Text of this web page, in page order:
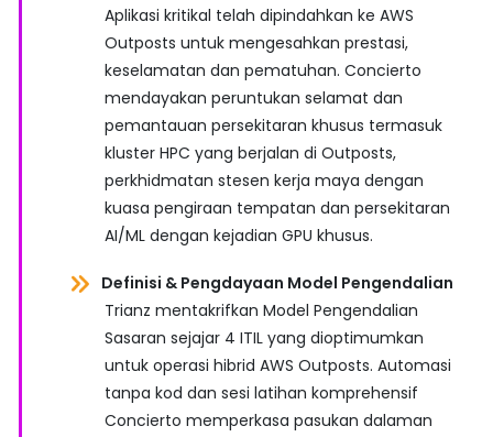
Aplikasi kritikal telah dipindahkan ke AWS
Outposts untuk mengesahkan prestasi,
keselamatan dan pematuhan. Concierto
mendayakan peruntukan selamat dan
pemantauan persekitaran khusus termasuk
kluster HPC yang berjalan di Outposts,
perkhidmatan stesen kerja maya dengan
kuasa pengiraan tempatan dan persekitaran
AI/ML dengan kejadian GPU khusus.
Definisi & Pengdayaan Model Pengendalian
Trianz mentakrifkan Model Pengendalian
Sasaran sejajar 4 ITIL yang dioptimumkan
untuk operasi hibrid AWS Outposts. Automasi
tanpa kod dan sesi latihan komprehensif
Concierto memperkasa pasukan dalaman